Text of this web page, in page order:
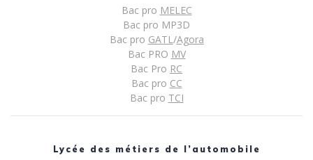
Bac pro MELEC
Bac pro MP3D
Bac pro GATL/Agora
Bac PRO MV
Bac Pro RC
Bac pro CC
Bac pro TCI
Lycée des métiers de l’automobile